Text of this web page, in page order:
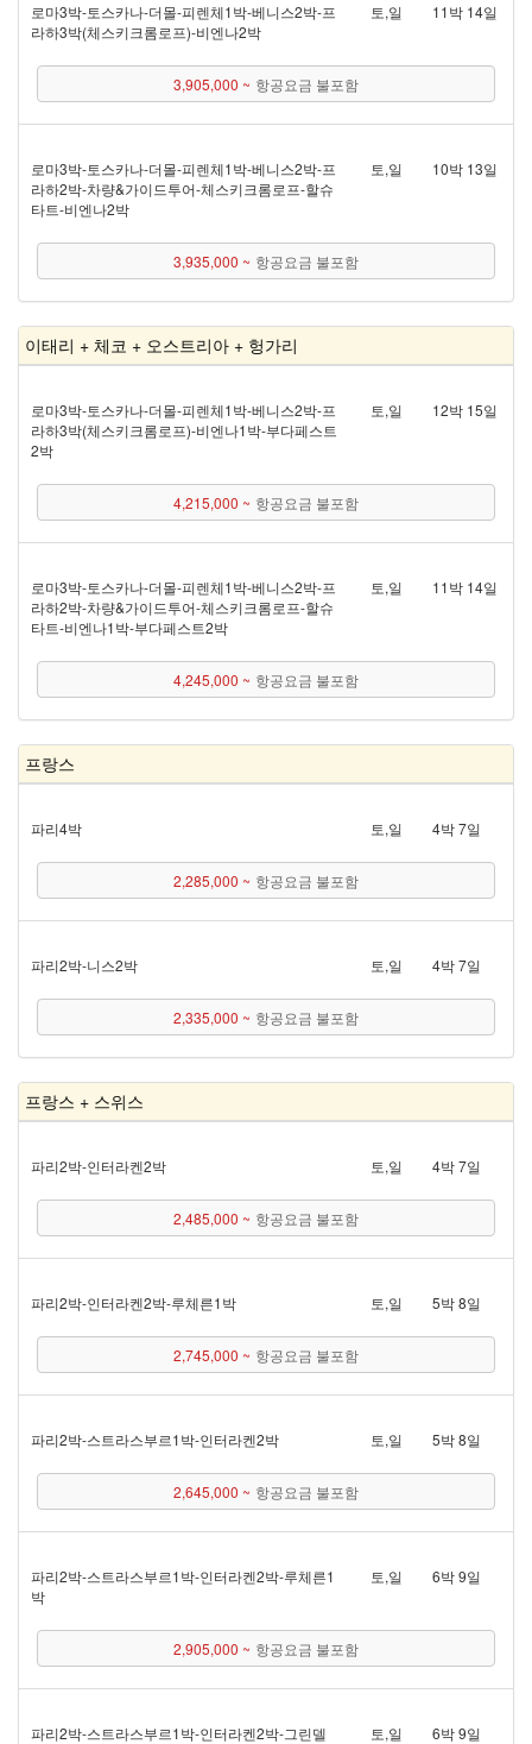
로마 3박 - 토스카나 - 더몰 - 피렌체 1박 - 베니스 2박 - 프
라하 3박(체스키크롬로프) - 비엔나 2박
토,일 11박 14일
3,905,000 ~ 항공요금 불포함
로마 3박 - 토스카나 - 더몰 - 피렌체 1박 - 베니스 2박 - 프
라하 2박 - 차량&가이드투어 - 체스키크롬로프 - 할슈
타트 - 비엔나 2박
토,일 10박 13일
3,935,000 ~ 항공요금 불포함
이태리 + 체코 + 오스트리아 + 헝가리
로마 3박 - 토스카나 - 더몰 - 피렌체 1박 - 베니스 2박 - 프
라하 3박(체스키크롬로프) - 비엔나 1박 - 부다페스트
2박
토,일 12박 15일
4,215,000 ~ 항공요금 불포함
로마 3박 - 토스카나 - 더몰 - 피렌체 1박 - 베니스 2박 - 프
라하 2박 - 차량&가이드투어 - 체스키크롬로프 - 할슈
타트 - 비엔나 1박 - 부다페스트 2박
토,일 11박 14일
4,245,000 ~ 항공요금 불포함
프랑스
파리 4박 토,일 4박 7일
2,285,000 ~ 항공요금 불포함
파리 2박 - 니스 2박 토,일 4박 7일
2,335,000 ~ 항공요금 불포함
프랑스 + 스위스
파리 2박 - 인터라켄 2박 토,일 4박 7일
2,485,000 ~ 항공요금 불포함
파리 2박 - 인터라켄 2박 - 루체른 1박 토,일 5박 8일
2,745,000 ~ 항공요금 불포함
파리 2박 - 스트라스부르 1박 - 인터라켄 2박 토,일 5박 8일
2,645,000 ~ 항공요금 불포함
파리 2박 - 스트라스부르 1박 - 인터라켄 2박 - 루체른 1
박
토,일 6박 9일
2,905,000 ~ 항공요금 불포함
파리 2박 - 스트라스부르 1박 - 인터라켄 2박 - 그린델
토,일 6박 9일